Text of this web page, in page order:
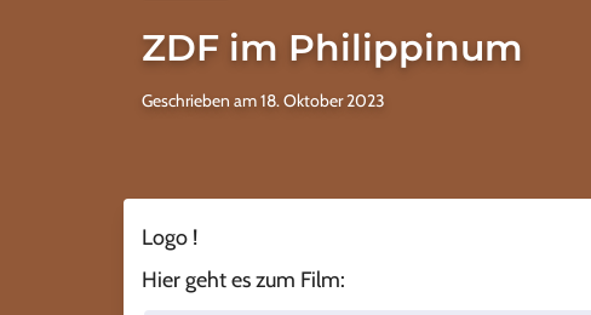
ZDF im Philippinum
Geschrieben am 18. Oktober 2023
Logo !
Hier geht es zum Film: